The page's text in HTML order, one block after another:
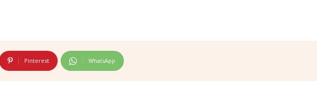
Pinterest WhatsApp